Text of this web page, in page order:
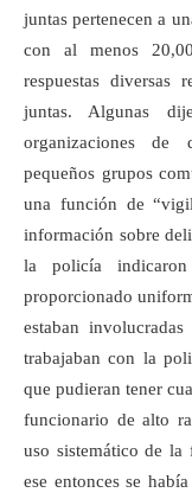
juntas pertenecen a
con al menos
respuestas diversas
juntas. Algunas
organizaciones de
pequeños grupos
una función de
información sobre
la policía
proporcionado
estaban
trabajaban con la
que pudieran tener
funcionario de alto
uso sistemático de la
ese entonces se